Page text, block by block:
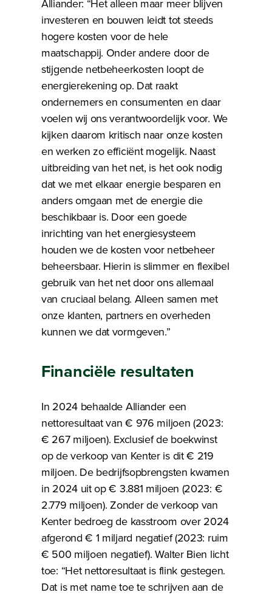
Alliander: “Het alleen maar meer blijven
investeren en bouwen leidt tot steeds
hogere kosten voor de hele
maatschappij. Onder andere door de
stijgende netbeheerkosten loopt de
energierekening op. Dat raakt
ondernemers en consumenten en daar
voelen wij ons verantwoordelijk voor. We
kijken daarom kritisch naar onze kosten
en werken zo efficiënt mogelijk. Naast
uitbreiding van het net, is het ook nodig
dat we met elkaar energie besparen en
anders omgaan met de energie die
beschikbaar is. Door een goede
inrichting van het energiesysteem
houden we de kosten voor netbeheer
beheersbaar. Hierin is slimmer en flexibel
gebruik van het net door ons allemaal
van cruciaal belang. Alleen samen met
onze klanten, partners en overheden
kunnen we dat vormgeven.”
Financiële resultaten
In 2024 behaalde Alliander een
nettoresultaat van € 976 miljoen (2023:
€ 267 miljoen). Exclusief de boekwinst
op de verkoop van Kenter is dit € 219
miljoen. De bedrijfsopbrengsten kwamen
in 2024 uit op € 3.881 miljoen (2023: €
2.779 miljoen). Zonder de verkoop van
Kenter bedroeg de kasstroom over 2024
afgerond € 1 miljard negatief (2023: ruim
€ 500 miljoen negatief). Walter Bien licht
toe: “Het nettoresultaat is flink gestegen.
Dat is met name toe te schrijven aan de